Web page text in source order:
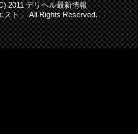
2011 デリヘル最新情報
スト」 All Rights Reserved.